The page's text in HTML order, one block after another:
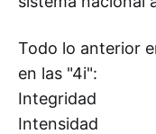
Todo lo anterior
en las "4i":
Integridad
Intensidad